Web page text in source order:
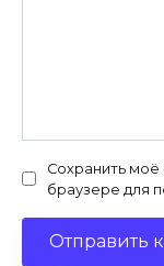
Сохранить моё
браузере для